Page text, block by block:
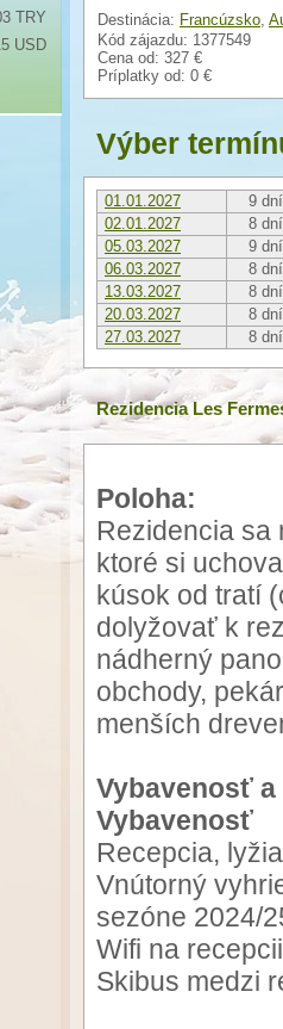
Destinácia: Francúzsko,
Kód zájazdu: 1377549
Cena od: 327 €
Príplatky od: 0 €
Výber
01.01.2027
9 dní
02.01.2027
8 dní
05.03.2027
9 dní
06.03.2027
8 dní
13.03.2027
8 dní
20.03.2027
8 dní
27.03.2027
8 dní
Rezidencia Les
Poloha:
Rezidencia sa
ktoré si
kúsok od tratí
dolyžovať k
nádherný
obchody,
menších
Vybavenosť
Vybavenosť
Recepcia,
Vnútorný
sezóne 2024/
Wifi na recepcii
Skibus medzi
TRY
USD